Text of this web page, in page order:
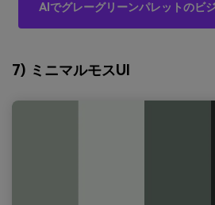
AIでグレーグリーンパレットのビ
7) ミニマルモスUI